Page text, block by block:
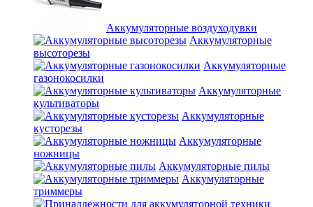
Аккумуляторные воздуходувки
Аккумуляторные
высоторезы
Аккумуляторные
газонокосилки
Аккумуляторные
культиваторы
Аккумуляторные
кусторезы
Аккумуляторные
ножницы
Аккумуляторные пилы
Аккумуляторные
триммеры